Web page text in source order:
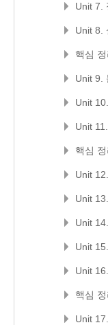
Unit 7.
Unit 8.
핵심 정
Unit 9.
Unit
Unit
핵심 정
Unit
Unit
Unit
Unit
Unit
핵심 정
Unit